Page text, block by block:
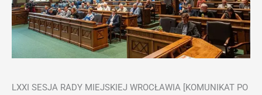
LXXI SESJA RADY MIEJSKIEJ WROCŁAWIA [KOMUNIKAT PO